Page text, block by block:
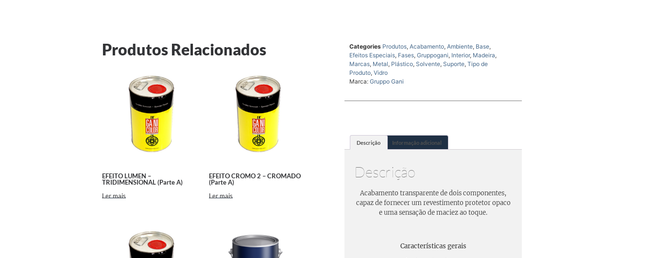
Produtos Relacionados
EFEITO LUMEN –
TRIDIMENSIONAL (Parte A)
Ler mais
EFEITO CROMO 2 – CROMADO
(Parte A)
Ler mais
Categories Produtos,Acabamento,Ambiente, Base,
Efeitos Especiais, Fases,Gruppogani, Interior, Madeira,
Marcas, Metal, Plástico,Solvente,Suporte,Tipo de
Produto,Vidro
Marca:Gruppo Gani
Descrição Informação adicional
Descrição
Acabamento transparente de dois componentes,
capaz de fornecer um revestimento protetor opaco
e uma sensação de maciez ao toque.
Características gerais